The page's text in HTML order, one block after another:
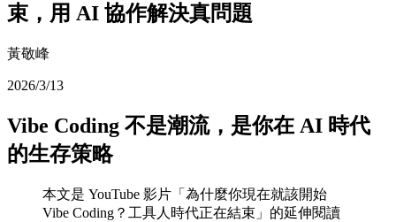
束，用 AI 協作解決真問題
黃敬峰
2026/3/13
Vibe Coding 不是潮流，是你在 AI 時代
的生存策略
本文是 YouTube 影片「為什麼你現在就該開始
Vibe Coding？工具人時代正在結束」的延伸閱讀